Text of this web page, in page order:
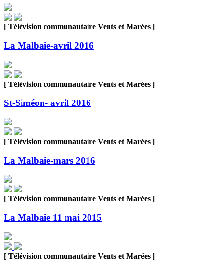
[ Télévision communautaire Vents et Marées ]
La Malbaie-avril 2016
[ Télévision communautaire Vents et Marées ]
St-Siméon- avril 2016
[ Télévision communautaire Vents et Marées ]
La Malbaie-mars 2016
[ Télévision communautaire Vents et Marées ]
La Malbaie 11 mai 2015
[ Télévision communautaire Vents et Marées ]